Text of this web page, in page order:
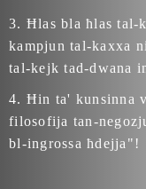
3. Ħlas bla ħlas tal-
kampjun tal-kaxxa
tal-kejk tad-dwana
4. Ħin ta' kunsinna
filosofija tan-
bl-ingrossa ħdejja"!